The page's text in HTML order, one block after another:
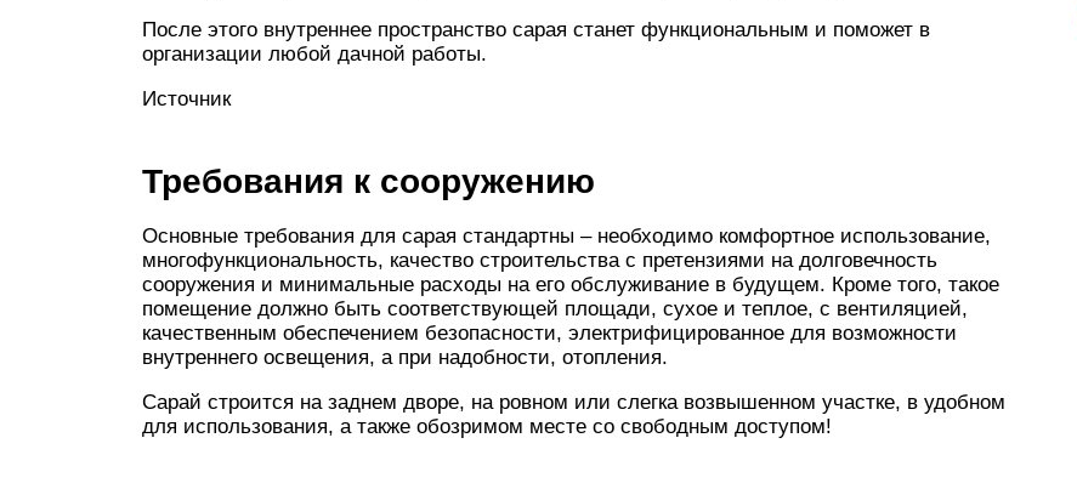
После этого внутреннее пространство сарая станет функциональным и поможет в
организации любой дачной работы.
Источник
Требования к сооружению
Основные требования для сарая стандартны – необходимо комфортное использование,
многофункциональность, качество строительства с претензиями на долговечность
сооружения и минимальные расходы на его обслуживание в будущем. Кроме того, такое
помещение должно быть соответствующей площади, сухое и теплое, с вентиляцией,
качественным обеспечением безопасности, электрифицированное для возможности
внутреннего освещения, а при надобности, отопления.
Сарай строится на заднем дворе, на ровном или слегка возвышенном участке, в удобном
для использования, а также обозримом месте со свободным доступом!